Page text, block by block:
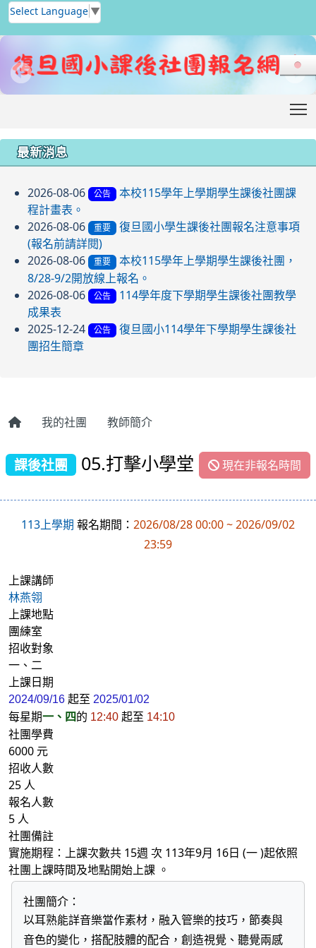
Select Language ▼
最新消息
2026-08-06 公告
本校115學年上學期學生課後社團課
程計畫表。
2026-08-06
重要
復旦國小學生課後社團報名注意事項
(報名前請詳閱)
2026-08-06
重要
本校115學年上學期學生課後社團，
8/28-9/2開放線上報名。
2026-08-06
公告
114學年度下學期學生課後社團教學
成果表
2025-12-24
公告
復旦國小114學年下學期學生課後社
團招生簡章
我的社團 教師簡介
課後社團 05.打擊小學堂 現在非報名時間
113上學期 報名期間： 2026/08/28 00:00 ~ 2026/09/02
23:59
上課講師
林燕翎
上課地點
團練室
招收對象
一、二
上課日期
2024/09/16 起至 2025/01/02
每星期一、四的 12:40 起至 14:10
社團學費
6000 元
招收人數
25 人
報名人數
5 人
社團備註
實施期程：上課次數共 15週 次 113年9月 16日 (一 )起依照
社團上課時間及地點開始上課 。
社團簡介：
以耳熟能詳音樂當作素材，融入管樂的技巧，節奏與
音色的變化，搭配肢體的配合，創造視覺、聽覺兩感